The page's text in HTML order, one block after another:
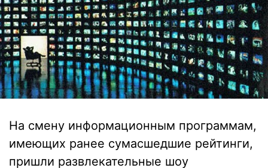
На смену информационным программам,
имеющих ранее сумасшедшие рейтинги,
пришли развлекательные шоу